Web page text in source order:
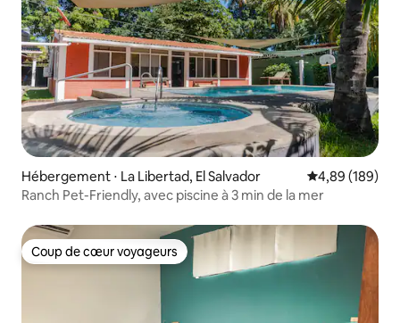
Hébergement ⋅ La Libertad, El Salvador Évaluation
4,89 (189)
Ranch Pet-Friendly, avec piscine à 3 min de la mer
Coup de cœur voyageurs
Coup de cœur voyageurs